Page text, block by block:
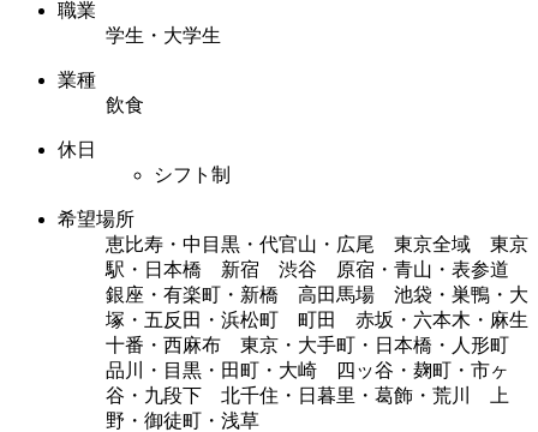
職業
学生・大学生
業種
飲食
休日
シフト制
希望場所
恵比寿・中目黒・代官山・広尾 東京全域 東京
駅・日本橋 新宿 渋谷 原宿・青山・表参道
銀座・有楽町・新橋 高田馬場 池袋・巣鴨・大
塚・五反田・浜松町 町田 赤坂・六本木・麻生
十番・西麻布 東京・大手町・日本橋・人形町
品川・目黒・田町・大崎 四ッ谷・麹町・市ヶ
谷・九段下 北千住・日暮里・葛飾・荒川 上
野・御徒町・浅草